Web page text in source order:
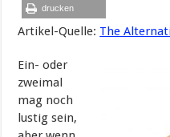
drucken
Artikel-Quelle: The
Ein- oder
zweimal
mag noch
lustig sein,